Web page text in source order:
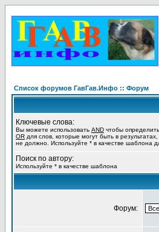
Список форумов ГавГав.Инфо :: Форум
Ключевые слова:
Вы можете использовать AND чтобы
OR для слов, которые могут быть в результатах,
не должно. Используйте * в качестве шаблона
Поиск по автору:
Используйте * в качестве шаблона
Форум: